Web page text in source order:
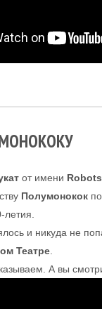
от имени
Полумонокок
летия.
и никуда не
Театре.
А вы